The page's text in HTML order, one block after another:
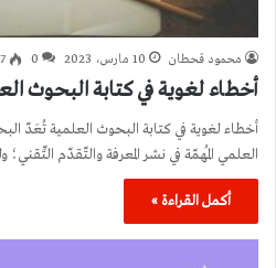
محمود قحطان 10 مارس، 2023 0
أخطاء لغوية في كتابة البحوث
أخطاء لغوية في كتابة البحوث العلمية تُعَدّ
العلمي المُهمّة في نشر المعرفة والتّقدّم
أكمل القراءة »